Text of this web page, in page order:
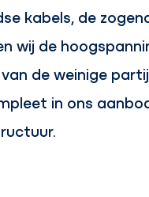
kabels, de
wij de
de weinige
in ons